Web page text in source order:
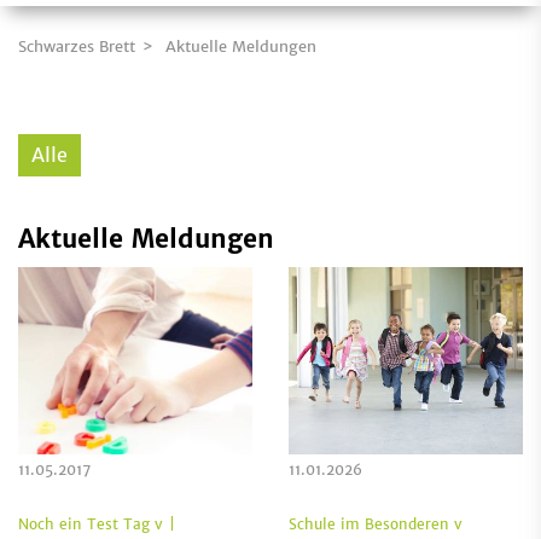
Schwarzes Brett Aktuelle Meldungen
Alle
Aktuelle Meldungen
11.05.2017
Noch ein Test Tag v
11.01.2026
Schule im Besonderen v